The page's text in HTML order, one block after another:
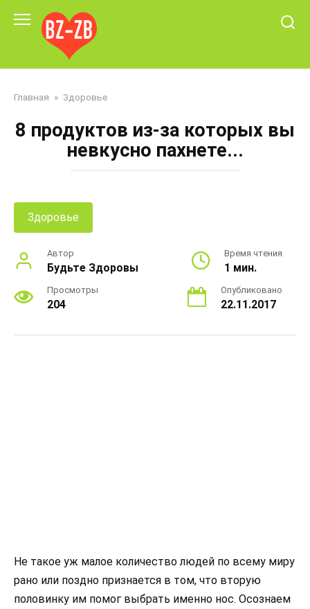
контенту
Главная » Здоровье
8 продуктов из-за которых вы
невкусно пахнете...
Здоровье
Автор
Будьте Здоровы
Время чтения
1 мин.
Просмотры
204
Опубликовано
22.11.2017
Не такое уж малое количество людей по всему миру
рано или поздно признается в том, что вторую
половинку им помог выбрать именно нос. Осознаем